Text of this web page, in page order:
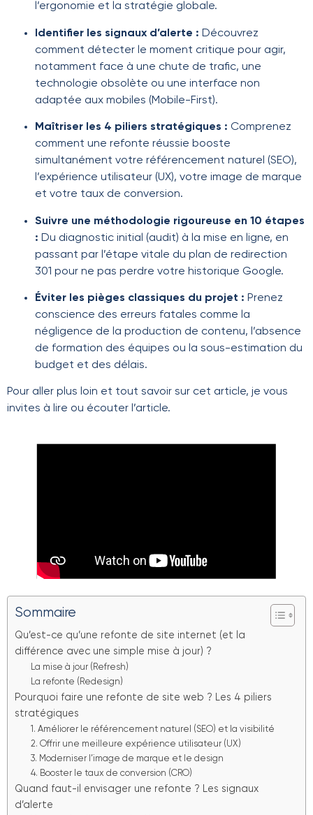
l’ergonomie et la stratégie globale.
Identifier les signaux d’alerte : Découvrez
comment détecter le moment critique pour agir,
notamment face à une chute de trafic, une
technologie obsolète ou une interface non
adaptée aux mobiles (Mobile-First).
Maîtriser les 4 piliers stratégiques : Comprenez
comment une refonte réussie booste
simultanément votre référencement naturel (SEO),
l’expérience utilisateur (UX), votre image de marque
et votre taux de conversion.
Suivre une méthodologie rigoureuse en 10 étapes
: Du diagnostic initial (audit) à la mise en ligne, en
passant par l’étape vitale du plan de redirection
301 pour ne pas perdre votre historique Google.
Éviter les pièges classiques du projet : Prenez
conscience des erreurs fatales comme la
négligence de la production de contenu, l’absence
de formation des équipes ou la sous-estimation du
budget et des délais.
Pour aller plus loin et tout savoir sur cet article, je vous
invites à lire ou écouter l’article.
Sommaire
Qu’est-ce qu’une refonte de site internet (et la
différence avec une simple mise à jour) ?
La mise à jour (Refresh)
La refonte (Redesign)
Pourquoi faire une refonte de site web ? Les 4 piliers
stratégiques
1. Améliorer le référencement naturel (SEO) et la visibilité
2. Offrir une meilleure expérience utilisateur (UX)
3. Moderniser l’image de marque et le design
4. Booster le taux de conversion (CRO)
Quand faut-il envisager une refonte ? Les signaux
d’alerte